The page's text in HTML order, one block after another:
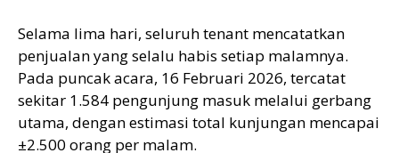
Selama lima hari, seluruh tenant mencatatkan
penjualan yang selalu habis setiap malamnya.
Pada puncak acara, 16 Februari 2026, tercatat
sekitar 1.584 pengunjung masuk melalui gerbang
utama, dengan estimasi total kunjungan mencapai
±2.500 orang per malam.